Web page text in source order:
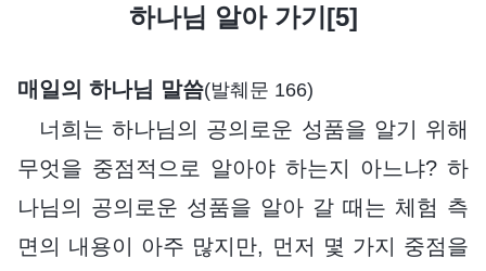
하나님 알아 가기[5]
매일의 하나님 말씀(발췌문 166)
너희는 하나님의 공의로운 성품을 알기 위해
무엇을 중점적으로 알아야 하는지 아느냐? 하
나님의 공의로운 성품을 알아 갈 때는 체험 측
면의 내용이 아주 많지만, 먼저 몇 가지 중점을